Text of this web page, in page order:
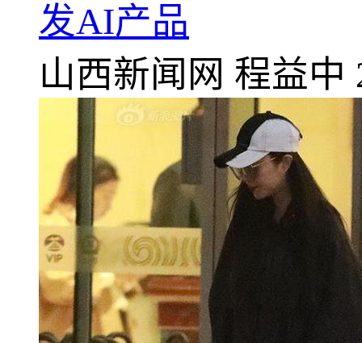
发AI产品
山西新闻网 程益中